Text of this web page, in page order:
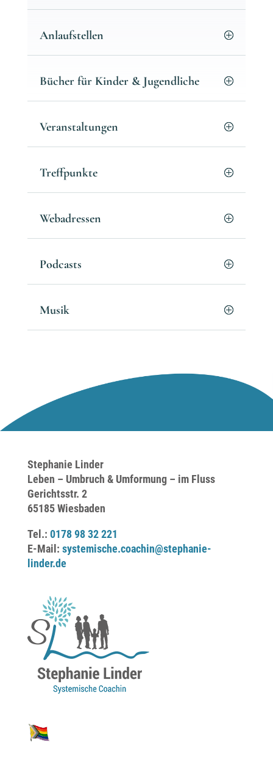
Anlaufstellen
Bücher für Kinder & Jugendliche
Veranstaltungen
Treffpunkte
Webadressen
Podcasts
Musik
Stephanie Linder
Leben – Umbruch & Umformung – im Fluss
Gerichtsstr. 2
65185 Wiesbaden
Tel.: 0178 98 32 221
E-Mail: systemische.coachin@stephanie-
linder.de